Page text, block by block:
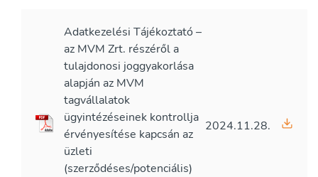
Adatkezelési Tájékoztató –
az MVM Zrt. részéről a
tulajdonosi joggyakorlása
alapján az MVM
tagvállalatok
ügyintézéseinek kontrollja
érvényesítése kapcsán az
üzleti
(szerződéses/potenciális)
2024.11.28.